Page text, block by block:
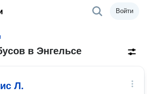
Войти
в Энгельсе
Л.